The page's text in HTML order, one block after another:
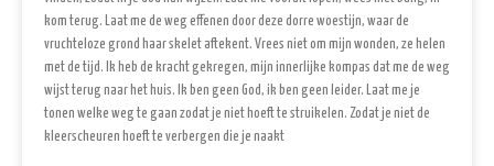
kom terug. Laat me de weg effenen door deze dorre woestijn, waar de
vruchteloze grond haar skelet aftekent. Vrees niet om mijn wonden, ze helen
met de tijd. Ik heb de kracht gekregen, mijn innerlijke kompas dat me de weg
wijst terug naar het huis. Ik ben geen God, ik ben geen leider. Laat me je
tonen welke weg te gaan zodat je niet hoeft te struikelen. Zodat je niet de
kleerscheuren hoeft te verbergen die je naakt